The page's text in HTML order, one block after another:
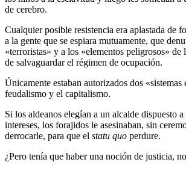
de cerebro.
Cualquier posible resistencia era aplastada de
a la gente que se espiara mutuamente, que
«terroristas» y a los «elementos peligrosos» de
de salvaguardar el régimen de ocupación.
Únicamente estaban autorizados dos «sistemas
feudalismo y el capitalismo.
Si los aldeanos elegían a un alcalde dispuesto a
intereses, los forajidos le asesinaban, sin
derrocarle, para que el statu quo perdure.
¿Pero tenía que haber una noción de justicia,